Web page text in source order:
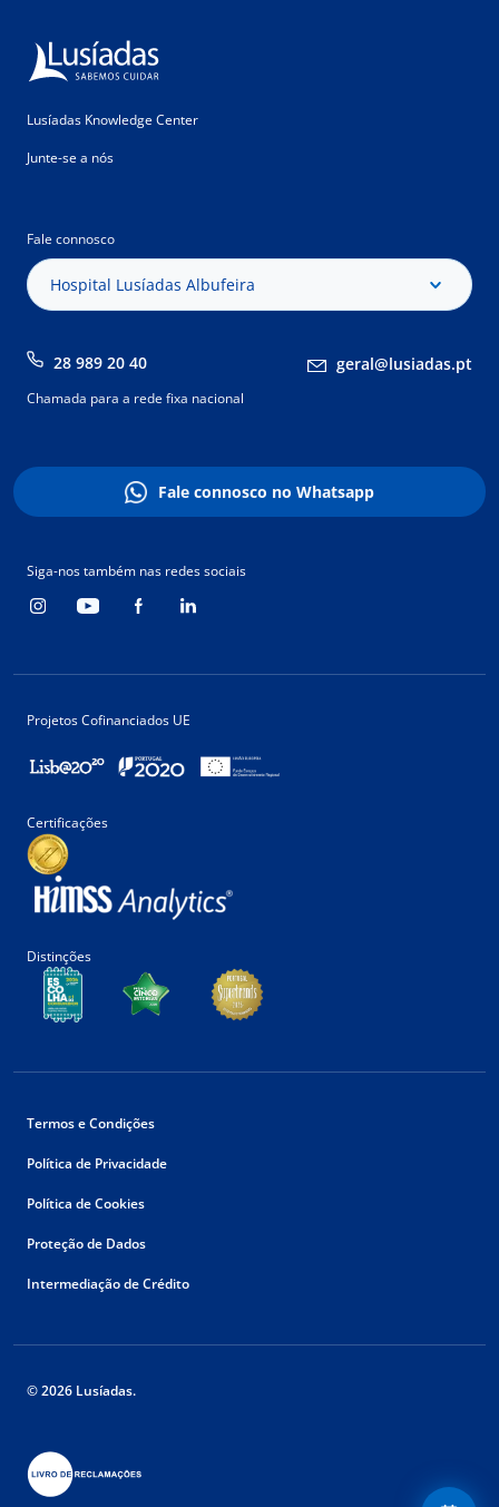
Lusíadas Knowledge Center
Junte-se a nós
Fale connosco
Hospital Lusíadas Albufeira
28 989 20 40 geral@lusiadas.pt
Chamada para a rede fixa nacional
Fale connosco no Whatsapp
Siga-nos também nas redes sociais
Projetos Cofinanciados UE
Certificações
Distinções
Termos e Condições
Política de Privacidade
Política de Cookies
Proteção de Dados
Intermediação de Crédito
© 2026 Lusíadas.
Floating